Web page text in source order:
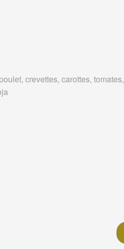
crevettes, carottes, tomates,